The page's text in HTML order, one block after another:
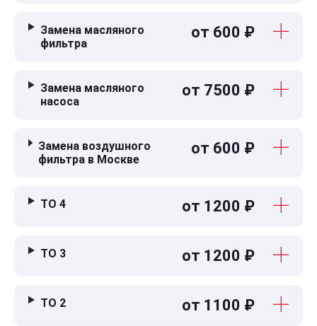
Замена масляного
фильтра
от 600 ₽
Замена масляного
насоса
от 7500 ₽
Замена воздушного
фильтра в Москве
от 600 ₽
ТО 4 от 1200 ₽
ТО 3 от 1200 ₽
ТО 2 от 1100 ₽